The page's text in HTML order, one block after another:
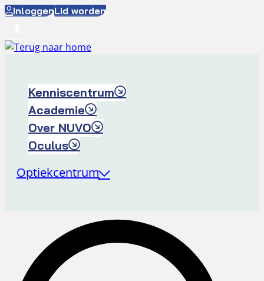
Ga
de
inhoud
InloggenLid worden
Kenniscentrum
Academie
Over NUVO
Oculus
Optiekcentrum